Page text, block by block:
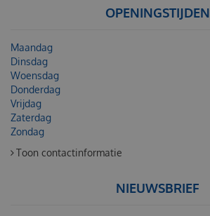
OPENINGSTIJDEN
Maandag
Dinsdag
Woensdag
Donderdag
Vrijdag
Zaterdag
Zondag
Toon contactinformatie
NIEUWSBRIEF